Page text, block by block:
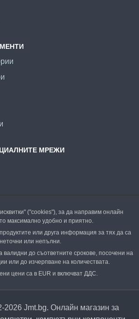
МРЕЖИ
("cookies"), за да направим онлайн
максимално удобно и приятно.
или друга информация за тях да са
неточни или непълни.
до съответните срокове, посочени на
или до изчерпване на количествата.
цени са в EUR и включват ДДС.
2026 Jmt.bg. Онлайн магазин за